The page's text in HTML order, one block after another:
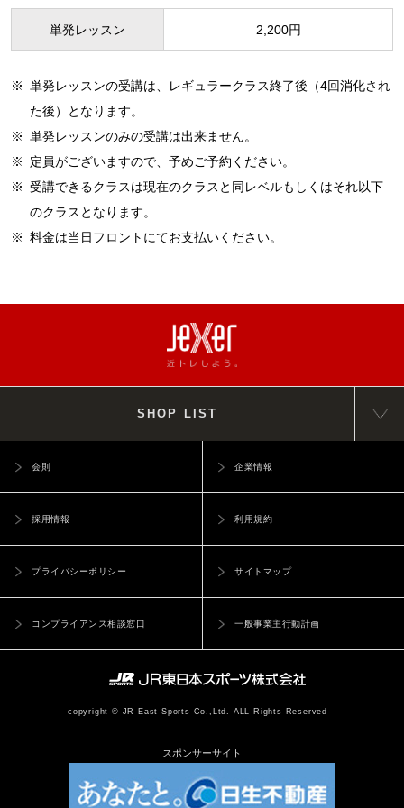
単発レッスン 2,200円
※ 単発レッスンの受講は、レギュラークラス終了後（4回消化され
た後）となります。
※ 単発レッスンのみの受講は出来ません。
※
定員がございますので、予めご予約ください。
※ 受講できるクラスは現在のクラスと同レベルもしくはそれ以下
のクラスとなります。
※ 料金は当日フロントにてお支払いください。
SHOP LIST
copyright © JR East Sports Co.,Ltd. ALL Rights Reserved
会則 企業情報
採用情報 利用規約
プライバシーポリシー サイトマップ
コンプライアンス相談窓口 一般事業主行動計画
スポンサーサイト